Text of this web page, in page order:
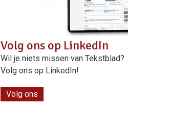
Volg ons op LinkedIn
Wil je niets missen van Tekstblad?
Volg ons op LinkedIn!
Volg ons